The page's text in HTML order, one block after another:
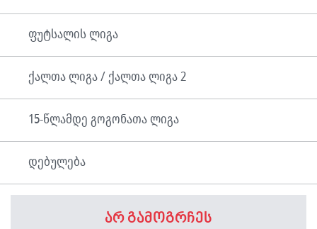
ფუტსალის ლიგა
ქალთა ლიგა / ქალთა ლიგა 2
15-წლამდე გოგონათა ლიგა
დებულება
არ გამოგრჩეს